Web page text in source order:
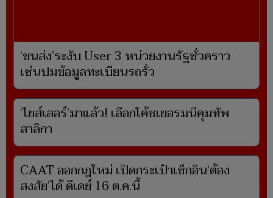
‘ขนส่ง’ระงับ User 3 หน่วยงานรัฐชั่วคราว
เซ่นปมข้อมูลทะเบียนรถรั่ว
‘ไยส์เลอร์’มาแล้ว! เลือกโค้ชเยอรมนีคุมทัพ
สาลิกา
CAAT ออกกฎใหม่ เปิดกระเป๋าเช็กอิน‘ต้อง
สงสัย’ได้ ดีเดย์ 16 ต.ค.นี้